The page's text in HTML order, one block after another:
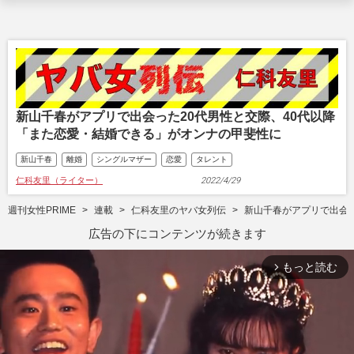
新山千春がアプリで出会った20代男性と交際、40代以降
「また恋愛・結婚できる」がオンナの甲斐性に
新山千春 離婚 シングルマザー 恋愛 タレント
仁科友里（ライター） 2022/4/29
週刊女性PRIME 連載 仁科友里のヤバ女列伝 新山千春がアプリで出会
広告の下にコンテンツが続きます
arrow_forward_ios もっと読む